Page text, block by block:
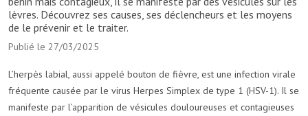
lèvres. Découvrez ses causes, ses déclencheurs et les moyens
de le prévenir et le traiter.
Publié le 27/03/2025
L’herpès labial, aussi appelé bouton de fièvre, est une infection virale
fréquente causée par le virus Herpes Simplex de type 1 (HSV-1). Il se
manifeste par l’apparition de vésicules douloureuses et contagieuses